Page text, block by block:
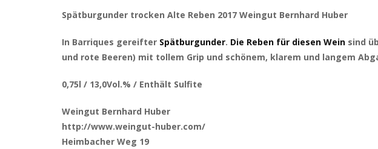
Spätburgunder trocken Alte Reben 2017 Weingut Bernhard Huber
In Barriques gereifter Spätburgunder. Die Reben für diesen Wein sind
und rote Beeren) mit tollem Grip und schönem, klarem und langem
0,75l / 13,0Vol.% / Enthält Sulfite
Weingut Bernhard Huber
http://www.weingut-huber.com/
Heimbacher Weg 19